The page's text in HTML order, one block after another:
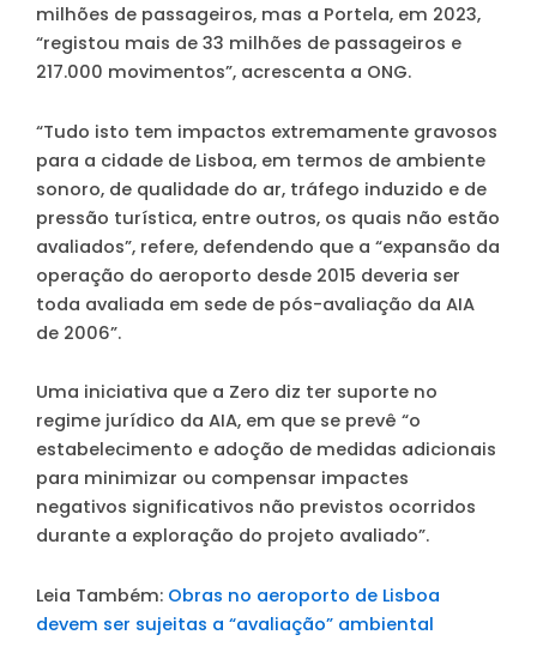
milhões de passageiros, mas a Portela, em 2023,
“registou mais de 33 milhões de passageiros e
217.000 movimentos”, acrescenta a ONG.
“Tudo isto tem impactos extremamente gravosos
para a cidade de Lisboa, em termos de ambiente
sonoro, de qualidade do ar, tráfego induzido e de
pressão turística, entre outros, os quais não estão
avaliados”, refere, defendendo que a “expansão da
operação do aeroporto desde 2015 deveria ser
toda avaliada em sede de pós-avaliação da AIA
de 2006”.
Uma iniciativa que a Zero diz ter suporte no
regime jurídico da AIA, em que se prevê “o
estabelecimento e adoção de medidas adicionais
para minimizar ou compensar impactes
negativos significativos não previstos ocorridos
durante a exploração do projeto avaliado”.
Leia Também: Obras no aeroporto de Lisboa
devem ser sujeitas a “avaliação” ambiental